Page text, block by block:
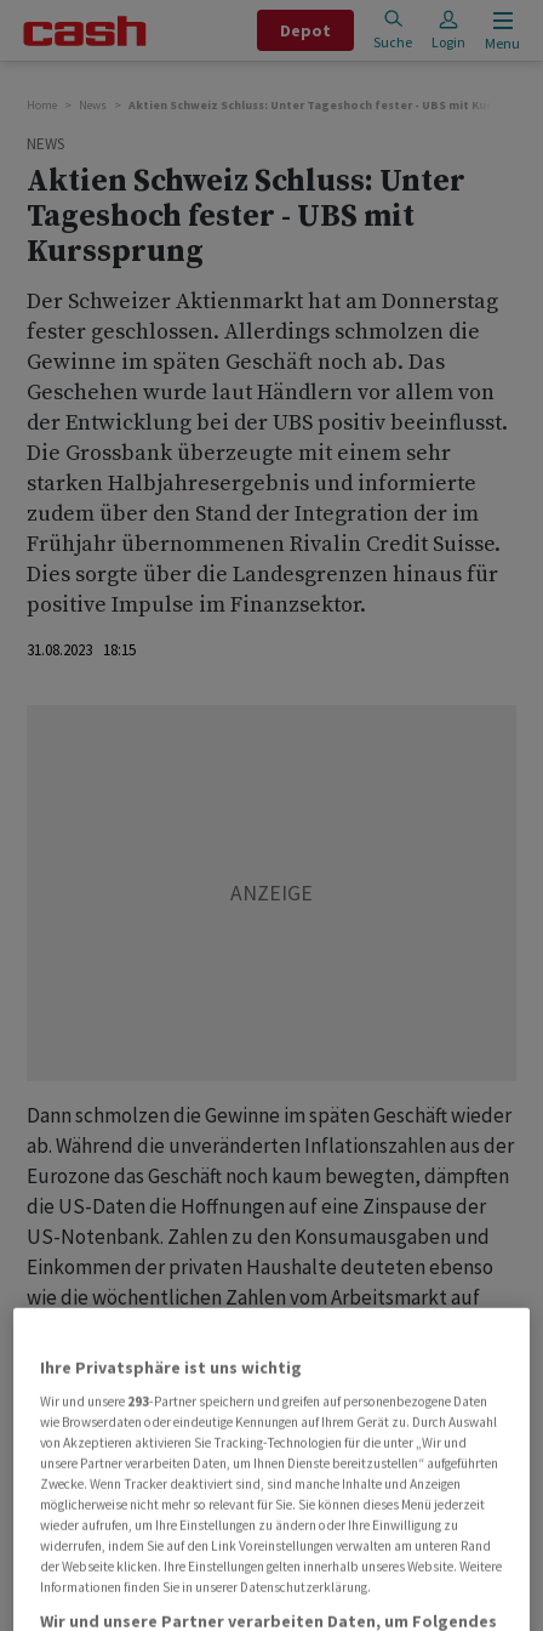
Depot
Suche Login Menu
Home News Aktien Schweiz Schluss: Unter Tageshoch fester - UBS mit Kurssprung
NEWS
Aktien Schweiz Schluss: Unter
Tageshoch fester - UBS mit
Kurssprung
Der Schweizer Aktienmarkt hat am Donnerstag
fester geschlossen. Allerdings schmolzen die
Gewinne im späten Geschäft noch ab. Das
Geschehen wurde laut Händlern vor allem von
der Entwicklung bei der UBS positiv beeinflusst.
Die Grossbank überzeugte mit einem sehr
starken Halbjahresergebnis und informierte
zudem über den Stand der Integration der im
Frühjahr übernommenen Rivalin Credit Suisse.
Dies sorgte über die Landesgrenzen hinaus für
positive Impulse im Finanzsektor.
31.08.2023 18:15
Dann schmolzen die Gewinne im späten Geschäft wieder
ab. Während die unveränderten Inflationszahlen aus der
Eurozone das Geschäft noch kaum bewegten, dämpften
die US-Daten die Hoffnungen auf eine Zinspause der
US-Notenbank. Zahlen zu den Konsumausgaben und
Einkommen der privaten Haushalte deuteten ebenso
wie die wöchentlichen Zahlen vom Arbeitsmarkt auf
hatten einige andere Wirtschaftsdaten noch enttäuscht.
zur Vorsicht. Doch die «machtentscheidenden» Daten
würden erst am morgigen Freitag mit den monatlichen
US-Arbeitsmarktdaten veröffentlicht, meinte ein
Händler.
Der Swiss Market Index (SMI) schloss nach einem
Tageshoch bei 11'172 Punkten noch um 0,32 Prozent
Ihre Privatsphäre ist uns wichtig
Wir und unsere 293-Partner speichern und greifen auf personenbezogene Daten
wie Browserdaten oder eindeutige Kennungen auf Ihrem Gerät zu. Durch Auswahl
von Akzeptieren aktivieren Sie Tracking-Technologien für die unter „Wir und
unsere Partner verarbeiten Daten, um Ihnen Dienste bereitzustellen“ aufgeführten
Zwecke. Wenn Tracker deaktiviert sind, sind manche Inhalte und Anzeigen
möglicherweise nicht mehr so relevant für Sie. Sie können dieses Menü jederzeit
wieder aufrufen, um Ihre Einstellungen zu ändern oder Ihre Einwilligung zu
widerrufen, indem Sie auf den Link Voreinstellungen verwalten am unteren Rand
der Webseite klicken. Ihre Einstellungen gelten innerhalb unseres Website. Weitere
Informationen finden Sie in unserer Datenschutzerklärung.
Wir und unsere Partner verarbeiten Daten, um Folgendes